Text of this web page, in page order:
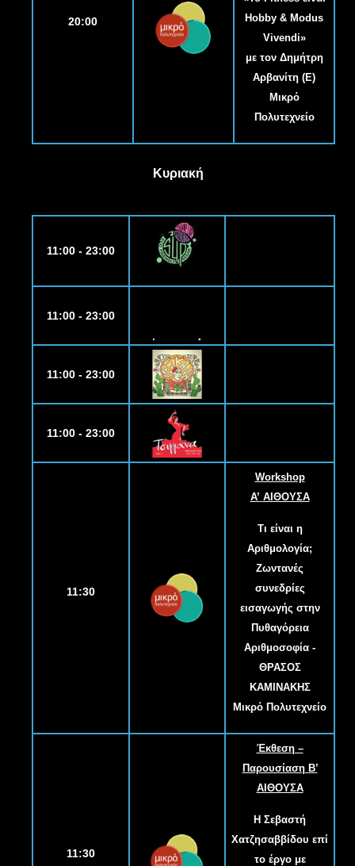
20:00
Hobby & Modus
Vivendi»
με τον Δημήτρη
Αρβανίτη (Ε)
Μικρό
Πολυτεχνείο
Κυριακή
11:00 - 23:00
11:00 - 23:00
11:00 - 23:00
11:00 - 23:00
11:30
Workshop
Α’ ΑΙΘΟΥΣΑ
Τι είναι η
Αριθμολογία;
Ζωντανές
συνεδρίες
εισαγωγής στην
Πυθαγόρεια
Αριθμοσοφία -
ΘΡΑΣΟΣ
ΚΑΜΙΝΑΚΗΣ
Μικρό Πολυτεχνείο
11:30
Έκθεση –
Παρουσίαση Β’
ΑΙΘΟΥΣΑ
Η Σεβαστή
Χατζησαββίδου επί
το έργο με